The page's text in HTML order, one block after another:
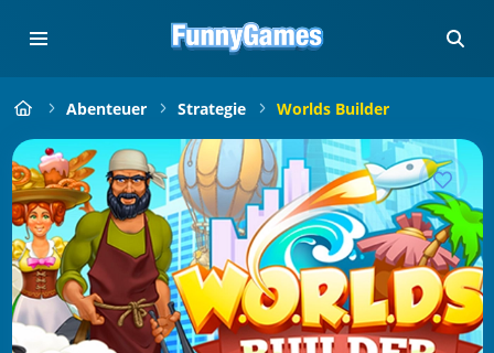
Abenteuer Strategie Worlds Builder